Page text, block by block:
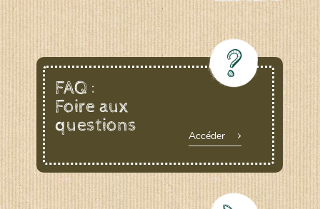
FAQ :
Foire aux
questions
Accéder